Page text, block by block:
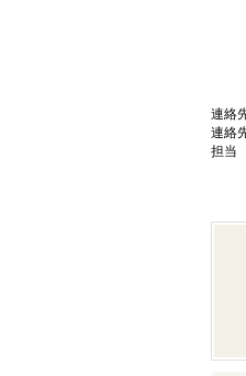
連絡
連絡
担当